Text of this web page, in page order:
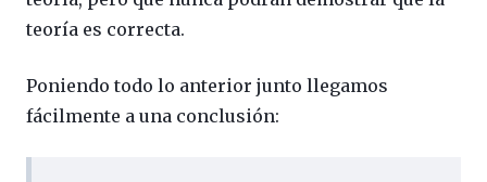
teoría es correcta.
Poniendo todo lo anterior junto llegamos
fácilmente a una conclusión: